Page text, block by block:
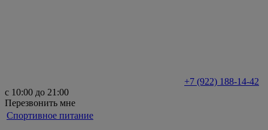
+7 (922) 188-14-42
с 10:00 до 21:00
Перезвонить мне
Спортивное питание